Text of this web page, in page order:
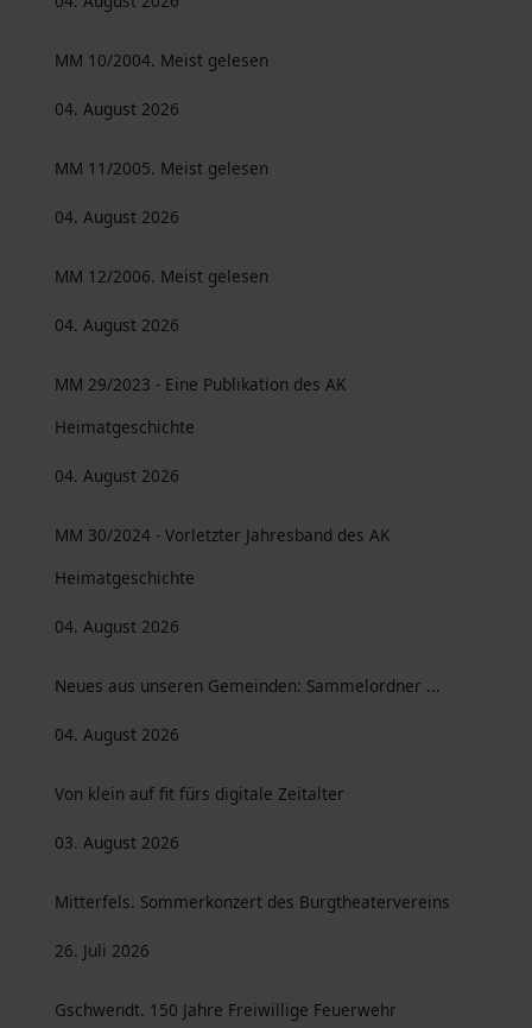
MM 10/2004. Meist gelesen
04. August 2026
MM 11/2005. Meist gelesen
04. August 2026
MM 12/2006. Meist gelesen
04. August 2026
MM 29/2023 - Eine Publikation des AK
Heimatgeschichte
04. August 2026
MM 30/2024 - Vorletzter Jahresband des AK
Heimatgeschichte
04. August 2026
Neues aus unseren Gemeinden: Sammelordner ...
04. August 2026
Von klein auf fit fürs digitale Zeitalter
03. August 2026
Mitterfels. Sommerkonzert des Burgtheatervereins
26. Juli 2026
Gschwendt. 150 Jahre Freiwillige Feuerwehr